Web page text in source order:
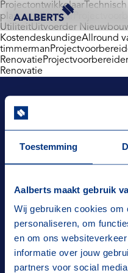
Toestemming
Aalberts maakt gebruik
Wij gebruiken cookies om
personaliseren, om
en om ons
informatie over jouw
partners voor social
Aalberts Bouw, terug naar
ProjectontwikkelaarTechnisch
UtiliteitUitvoerder
KostendeskundigeAllround
Renovatie
Aalberts Bouw, terug naar
Niks missen? Meld je
nieuwsbrief, dan